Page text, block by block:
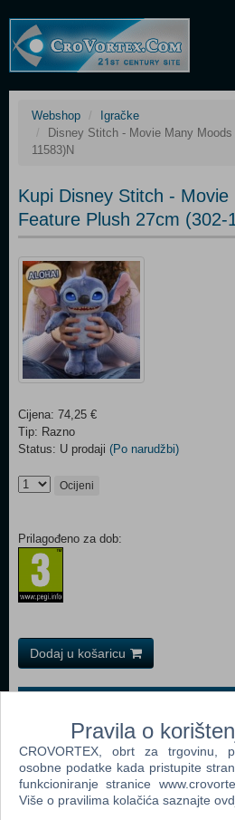
Webshop
Igračke
Disney Stitch - Movie Many
11583)N
Kupi Disney Stitch -
Feature Plush 27cm (302-
Cijena: 74,25 €
Tip: Razno
Status: U prodaji (Po narudžbi)
Ocijeni
Prilagođeno za dob:
Dodaj u košaricu
Easy Nails - Perfect Paint Nail
Bop It Micro
Boon - Pipes (B11088)
Pravila o
CROVORTEX, obrt za trgovinu,
osobne podatke kada pristupite
funkcioniranje stranice
Više o pravilima kolačića saznajte